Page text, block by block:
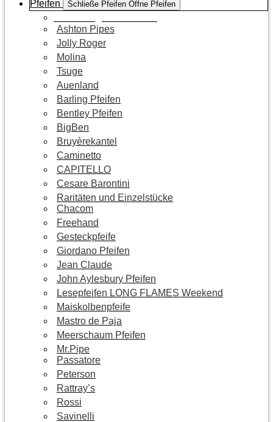
Pfeifen
Schließe Pfeifen Öffne Pfeifen
Ashton Pipes
Jolly Roger
Molina
Tsuge
Auenland
Barling Pfeifen
Bentley Pfeifen
BigBen
Bruyèrekantel
Caminetto
CAPITELLO
Cesare Barontini
Raritäten und Einzelstücke
Chacom
Freehand
Gesteckpfeife
Giordano Pfeifen
Jean Claude
John Aylesbury Pfeifen
Lesepfeifen LONG FLAMES Weekend
Maiskolbenpfeife
Mastro de Paja
Meerschaum Pfeifen
Mr.Pipe
Passatore
Peterson
Rattray’s
Rossi
Savinelli